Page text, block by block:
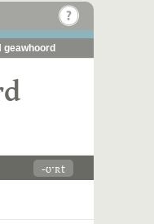
geawhoord
-ʊˑʀt